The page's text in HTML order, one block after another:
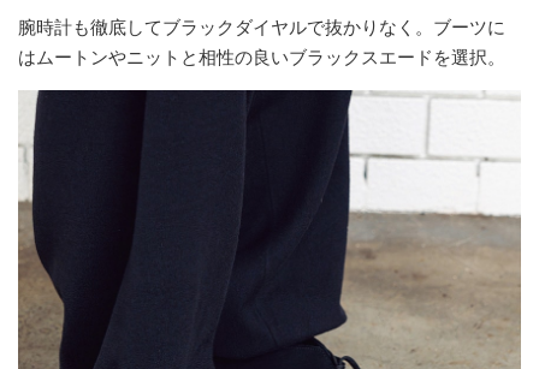
腕時計も徹底してブラックダイヤルで抜かりなく。ブーツに
はムートンやニットと相性の良いブラックスエードを選択。